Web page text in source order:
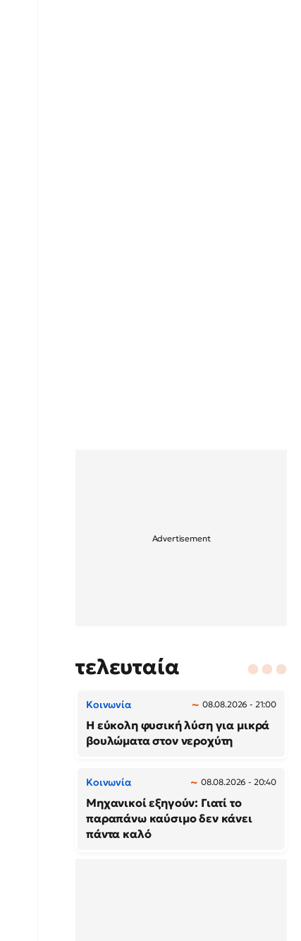
τελευταία
Κοινωνία 08.08.2026 - 21:00
Η εύκολη φυσική λύση για μικρά
βουλώματα στον νεροχύτη
Κοινωνία 08.08.2026 - 20:40
Μηχανικοί εξηγούν: Γιατί το
παραπάνω καύσιμο δεν κάνει
πάντα καλό